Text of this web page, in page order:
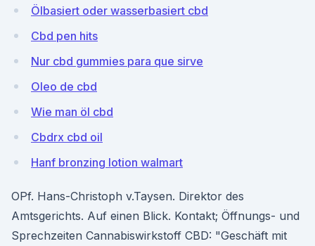
Ölbasiert oder wasserbasiert cbd
Cbd pen hits
Nur cbd gummies para que sirve
Oleo de cbd
Wie man öl cbd
Cbdrx cbd oil
Hanf bronzing lotion walmart
OPf. Hans-Christoph v.Taysen. Direktor des
Amtsgerichts. Auf einen Blick. Kontakt; Öffnungs- und
Sprechzeiten Cannabiswirkstoff CBD: "Geschäft mit